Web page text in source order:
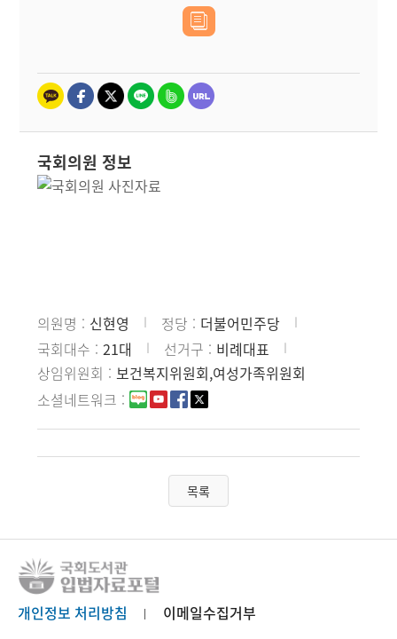
국회의원 정보
의원명 신현영 정당
더불어민주당
국회대수
21대 선거구
비례대표
상임위원회
보건복지위원회,여성가족위원회
소셜네트워크
목록
개인정보 처리방침 이메일수집거부